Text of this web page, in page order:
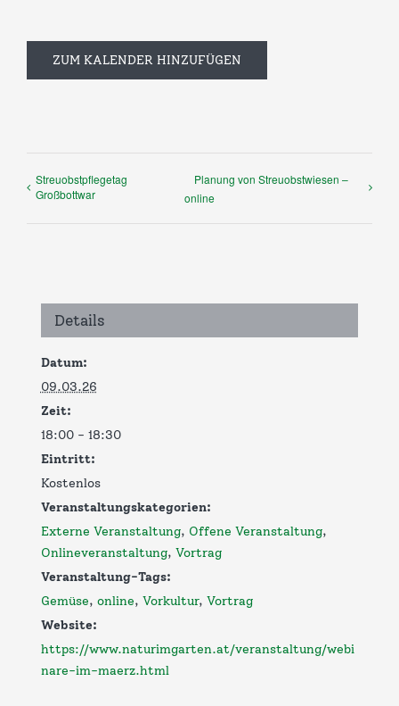
ZUM KALENDER HINZUFÜGEN
Streuobstpflegetag
Großbottwar
Planung von Streuobstwiesen –
online
Details
Datum:
09.03.26
Zeit:
18:00 - 18:30
Eintritt:
Kostenlos
Veranstaltungskategorien:
Externe Veranstaltung, Offene Veranstaltung,
Onlineveranstaltung, Vortrag
Veranstaltung-Tags:
Gemüse, online, Vorkultur, Vortrag
Website:
https://www.naturimgarten.at/veranstaltung/webi
nare-im-maerz.html